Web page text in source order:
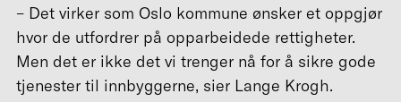
– Det virker som Oslo kommune ønsker et oppgjør
hvor de utfordrer på opparbeidede rettigheter.
Men det er ikke det vi trenger nå for å sikre gode
tjenester til innbyggerne, sier Lange Krogh.